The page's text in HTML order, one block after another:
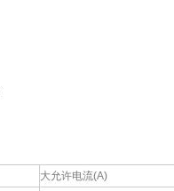
大允许电流(A)